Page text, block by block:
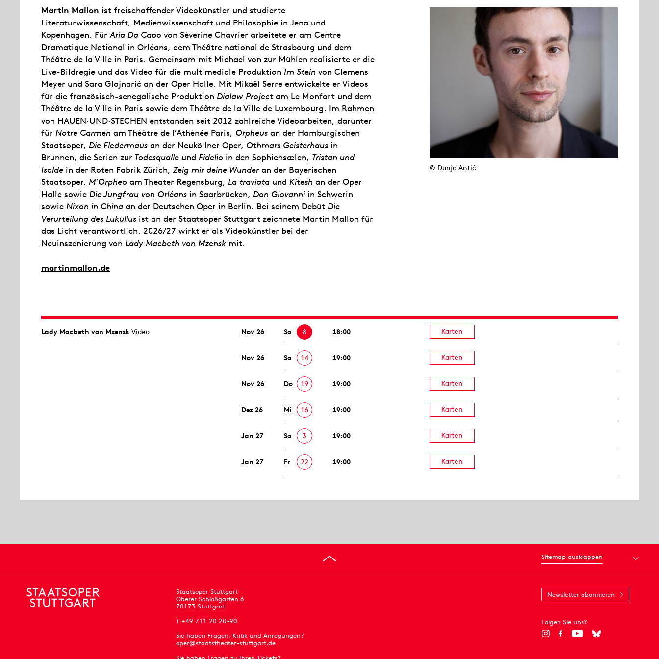
Martin Mallon ist freischaffender Videokünstler und studierte
Literaturwissenschaft, Medienwissenschaft und Philosophie in Jena und
Kopenhagen. FürAria Da Capo von Séverine Chavrier arbeitete er am Centre
Dramatique National in Orléans, dem Théâtre national de Strasbourg und dem
Théâtre de la Ville in Paris. Gemeinsam mit Michael von zur Mühlen realisierte er die
Live-Bildregie und das Video für die multimediale Produktion Im Stein von Clemens
Meyer und Sara Glojnarić an der Oper Halle. Mit Mikaël Serre entwickelte er Videos
für die französisch-senegalische Produktion Dialaw Projectam Le Monfort und dem
Théâtre de la Ville in Paris sowie dem Théâtre de la Ville de Luxembourg. Im Rahmen
von HAUEN·UND·STECHEN entstanden seit 2012 zahlreiche Videoarbeiten, darunter
für Notre Carmen am Théâtre de l’Athénée Paris, Orpheus an der Hamburgischen
Staatsoper, Die Fledermaus an der Neuköllner Oper, Othmars Geisterhaus in
Brunnen, die Serien zur Todesqualle und Fidelio in den Sophiensælen, Tristan und
Isolde in der Roten Fabrik Zürich,Zeig mir deine Wunderan der Bayerischen
Staatsoper, M’Orpheo am Theater Regensburg, La traviata und Kitesh an der Oper
Halle sowie Die Jungfrau von Orléans in Saarbrücken, Don Giovanniin Schwerin
sowie Nixon in China an der Deutschen Oper in Berlin. Bei seinem Debüt Die
Verurteilung des Lukullus ist an der Staatsoper Stuttgart zeichnete Martin Mallon für
das Licht verantwortlich. 2026/27 wirkt er als Videokünstler bei der
Neuinszenierung von Lady Macbeth von Mzensk mit.
martinmallon.de
© Dunja Antić
Lady Macbeth von Mzensk Video Nov 26 So 8 18:00 Karten
Nov 26 Sa 14 19:00 Karten
Nov 26 Do 19 19:00 Karten
Dez 26 Mi 16 19:00 Karten
Jan 27 So 3 19:00 Karten
Jan 27 Fr 22 19:00 Karten
Sitemap ausklappen
Staatsoper Stuttgart
Oberer Schloßgarten 6
70173 Stuttgart
T +49 711 20 20-90
Sie haben Fragen, Kritik und Anregungen?
oper@staatstheater-stuttgart.de
Newsletter abonnieren
Folgen Sie uns?